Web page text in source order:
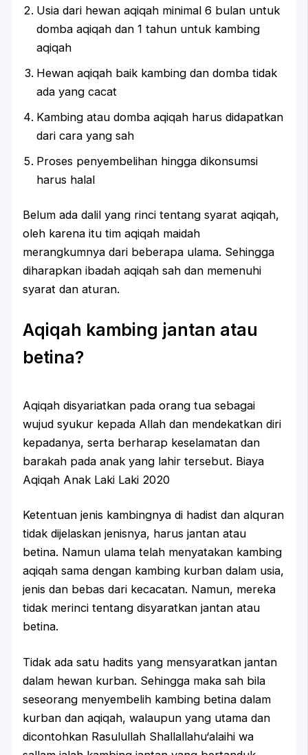
Usia dari hewan aqiqah minimal 6 bulan untuk
domba aqiqah dan 1 tahun untuk kambing
aqiqah
Hewan aqiqah baik kambing dan domba tidak
ada yang cacat
Kambing atau domba aqiqah harus didapatkan
dari cara yang sah
Proses penyembelihan hingga dikonsumsi
harus halal
Belum ada dalil yang rinci tentang syarat aqiqah,
oleh karena itu tim aqiqah maidah
merangkumnya dari beberapa ulama. Sehingga
diharapkan ibadah aqiqah sah dan memenuhi
syarat dan aturan.
Aqiqah kambing jantan atau
betina?
Aqiqah disyariatkan pada orang tua sebagai
wujud syukur kepada Allah dan mendekatkan diri
kepadanya, serta berharap keselamatan dan
barakah pada anak yang lahir tersebut. Biaya
Aqiqah Anak Laki Laki 2020
Ketentuan jenis kambingnya di hadist dan alquran
tidak dijelaskan jenisnya, harus jantan atau
betina. Namun ulama telah menyatakan kambing
aqiqah sama dengan kambing kurban dalam usia,
jenis dan bebas dari kecacatan. Namun, mereka
tidak merinci tentang disyaratkan jantan atau
betina.
Tidak ada satu hadits yang mensyaratkan jantan
dalam hewan kurban. Sehingga maka sah bila
seseorang menyembelih kambing betina dalam
kurban dan aqiqah, walaupun yang utama dan
dicontohkan Rasulullah Shallallahu‘alaihi wa